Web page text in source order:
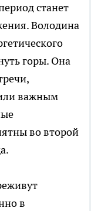
станет
Володина
горы. Она
важным
во второй
в